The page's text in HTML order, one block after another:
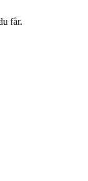
får.